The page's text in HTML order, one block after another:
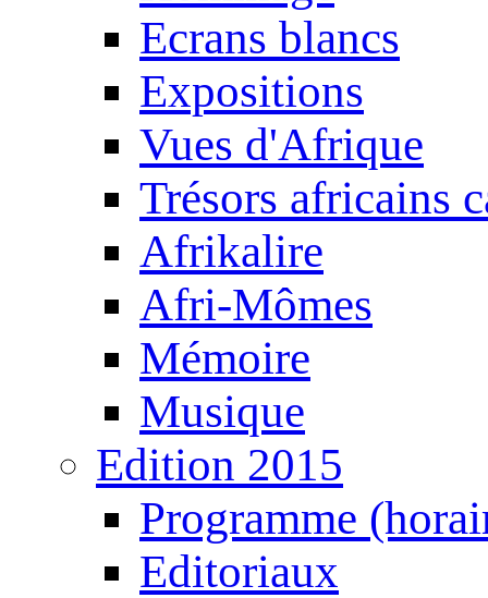
Ecrans blancs
Expositions
Vues d'Afrique
Trésors africains
Afrikalire
Afri-Mômes
Mémoire
Musique
Edition 2015
Programme
Editoriaux